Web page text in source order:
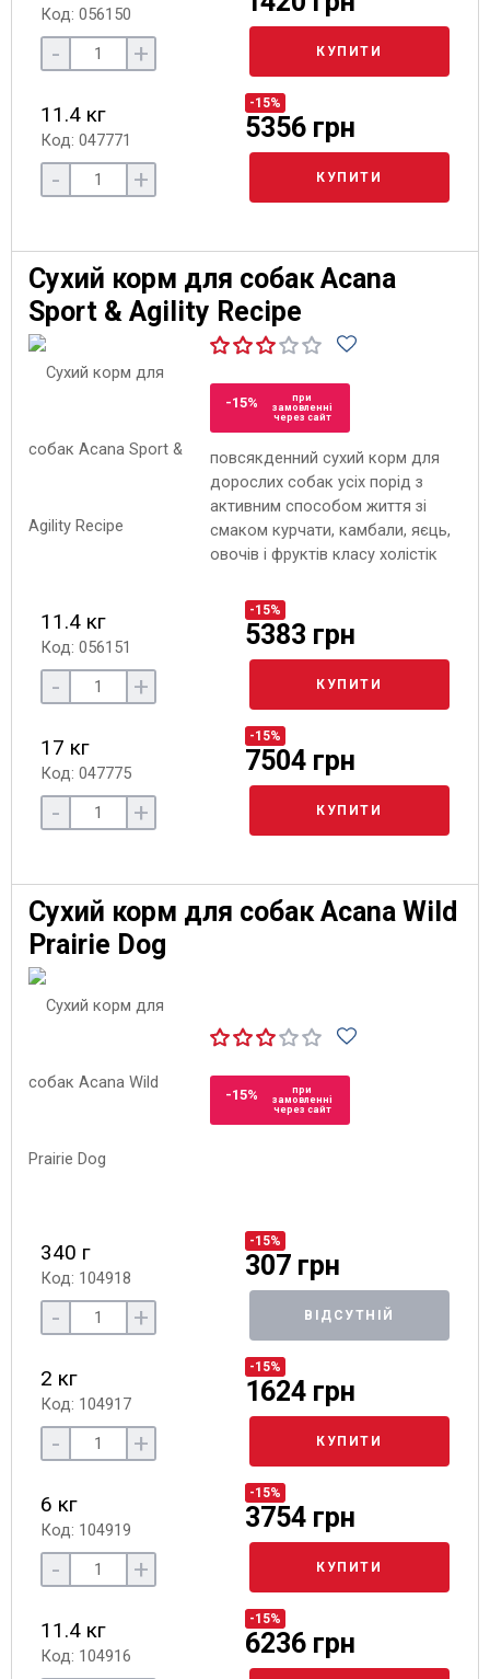
Код: 056150
- + КУПИТИ
11.4 кг
Код: 047771
-15%
5356 грн
- + КУПИТИ
Сухий корм для собак Acana
Sport & Agility Recipe
-15%
при
замовленні
через сайт
повсякденний сухий корм для
дорослих собак усіх порід з
активним способом життя зі
смаком курчати, камбали, яєць,
овочів і фруктів класу холістік
11.4 кг
Код: 056151
-15%
5383 грн
- + КУПИТИ
17 кг
Код: 047775
-15%
7504 грн
- + КУПИТИ
Сухий корм для собак Acana Wild
Prairie Dog
-15%
при
замовленні
через сайт
340 г
Код: 104918
-15%
307 грн
- + ВІДСУТНІЙ
2 кг
Код: 104917
-15%
1624 грн
- + КУПИТИ
6 кг
Код: 104919
-15%
3754 грн
- + КУПИТИ
11.4 кг
Код: 104916
-15%
6236 грн